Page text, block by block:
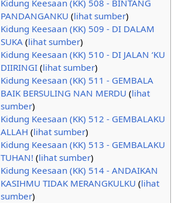
Kidung Keesaan (KK) 508 - BINTANG
PANDANGANKU (lihat sumber)
Kidung Keesaan (KK) 509 - DI DALAM
SUKA (lihat sumber)
Kidung Keesaan (KK) 510 - DI JALAN ‘KU
DIIRINGI (lihat sumber)
Kidung Keesaan (KK) 511 - GEMBALA
BAIK BERSULING NAN MERDU (lihat
sumber)
Kidung Keesaan (KK) 512 - GEMBALAKU
ALLAH (lihat sumber)
Kidung Keesaan (KK) 513 - GEMBALAKU
TUHAN! (lihat sumber)
Kidung Keesaan (KK) 514 - ANDAIKAN
KASIHMU TIDAK MERANGKULKU (lihat
sumber)